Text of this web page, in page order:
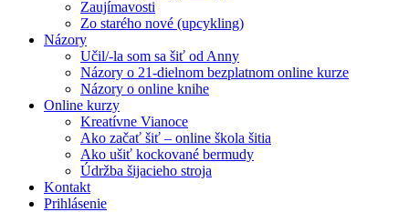
Zaujímavosti
Zo starého nové (upcykling)
Názory
Učil/-la som sa šiť od Anny
Názory o 21-dielnom bezplatnom online kurze
Názory o online knihe
Online kurzy
Kreatívne Vianoce
Ako začať šiť – online škola šitia
Ako ušiť kockované bermudy
Údržba šijacieho stroja
Kontakt
Prihlásenie